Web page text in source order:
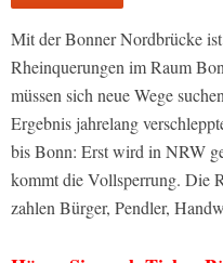
Mit der Bonner Nordbrücke
Rheinquerungen im Raum
müssen sich neue Wege
Ergebnis jahrelang
bis Bonn: Erst wird in NRW
kommt die Vollsperrung. Die
zahlen Bürger, Pendler,